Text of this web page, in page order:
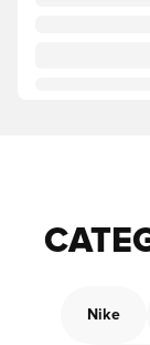
Nike